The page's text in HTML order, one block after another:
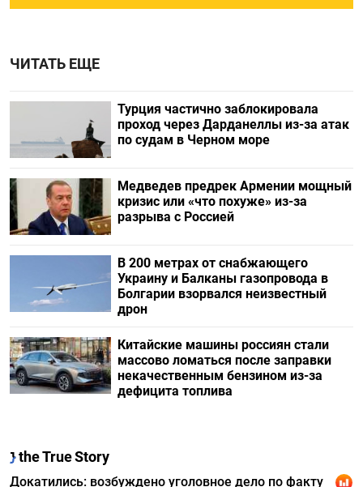
ЧИТАТЬ ЕЩЕ
Турция частично заблокировала
проход через Дарданеллы из-за атак
по судам в Черном море
Медведев предрек Армении мощный
кризис или «что похуже» из-за
разрыва с Россией
В 200 метрах от снабжающего
Украину и Балканы газопровода в
Болгарии взорвался неизвестный
дрон
Китайские машины россиян стали
массово ломаться после заправки
некачественным бензином из-за
дефицита топлива